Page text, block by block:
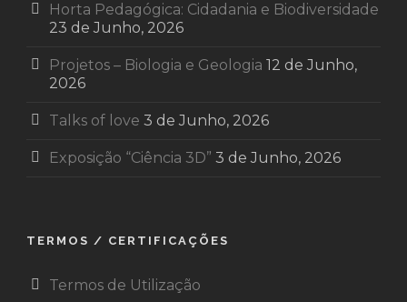
Horta Pedagógica: Cidadania e Biodiversidade
23 de Junho, 2026
Projetos – Biologia e Geologia 12 de Junho,
2026
Talks of love 3 de Junho, 2026
Exposição “Ciência 3D” 3 de Junho, 2026
TERMOS / CERTIFICAÇÕES
Termos de Utilização